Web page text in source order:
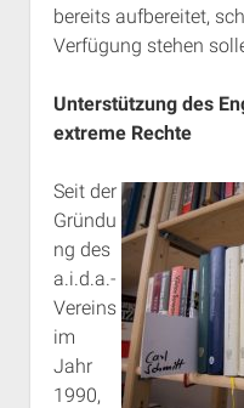
bereits aufbereitet,
Verfügung stehen
Unterstützung des
extreme Rechte
Seit der
Gründu
ng des
a.i.d.a.-
Vereins
im
Jahr
1990,